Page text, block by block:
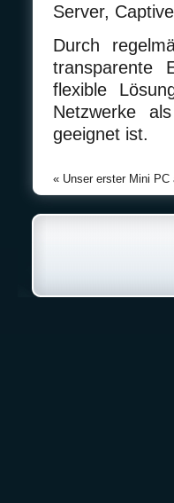
Server,
Durch
transparente
flexible
Netzwerke
geeignet ist.
« Unser erster Mini